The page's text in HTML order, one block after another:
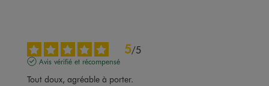
5/5
Avis vérifié et récompensé
Tout doux, agréable à porter.